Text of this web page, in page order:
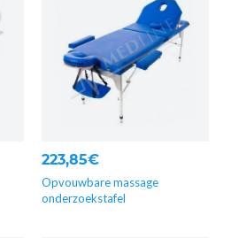
223,85€
Opvouwbare massage
onderzoekstafel